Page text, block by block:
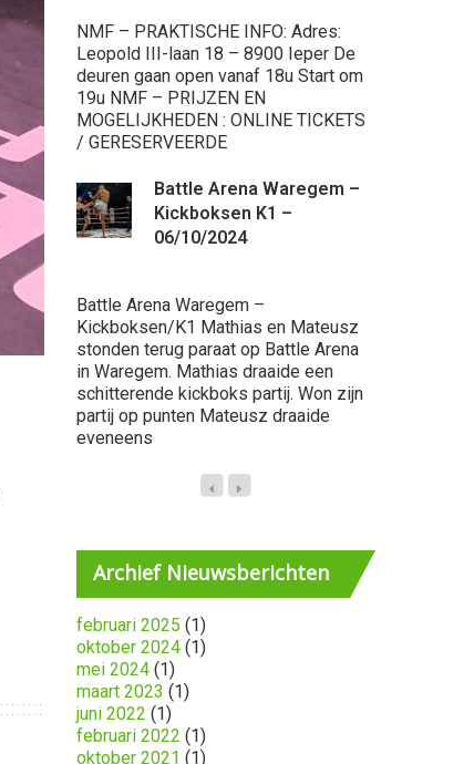
NMF – PRAKTISCHE INFO: Adres:
Leopold III-laan 18 – 8900 Ieper De
deuren gaan open vanaf 18u Start om
19u NMF – PRIJZEN EN
MOGELIJKHEDEN : ONLINE TICKETS
/ GERESERVEERDE
Battle Arena Waregem –
Kickboksen K1 –
06/10/2024
Battle Arena Waregem –
Kickboksen/K1 Mathias en Mateusz
stonden terug paraat op Battle Arena
in Waregem. Mathias draaide een
schitterende kickboks partij. Won zijn
partij op punten Mateusz draaide
eveneens
ArchiefNieuwsberichten
februari 2025 (1)
oktober 2024 (1)
mei 2024 (1)
maart 2023 (1)
juni 2022 (1)
februari 2022 (1)
oktober 2021 (1)